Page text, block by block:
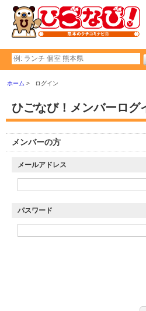
ホーム ログイン
ひごなび！メンバーログ
メンバーの方
メールアドレス
パスワード